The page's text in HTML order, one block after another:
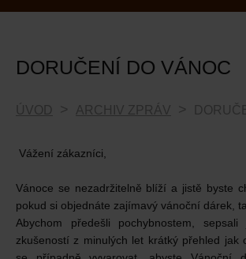
DORUČENÍ DO VÁNOC
ÚVOD ARCHIV ZPRÁV
Vážení zákazníci,
Vánoce se nezadržitelně blíží a jistě byste
pokud si objednáte zajímavý vánoční dárek,
Abychom předešli pochybnostem,
zkušeností z minulých let krátký přehled jak